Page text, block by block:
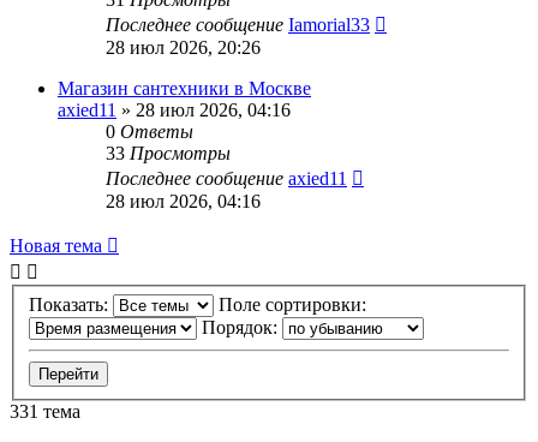
Последнее сообщение Iamorial33
28 июл 2026, 20:26
Магазин сантехники в Москве
axied11 » 28 июл 2026, 04:16
0 Ответы
33 Просмотры
Последнее сообщение axied11
28 июл 2026, 04:16
Новая тема
Показать:
Поле сортировки:
Порядок:
331 тема